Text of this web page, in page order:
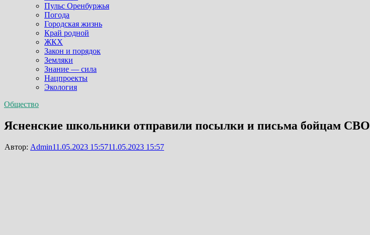
Пульс Оренбуржья
Погода
Городская жизнь
Край родной
ЖКХ
Закон и порядок
Земляки
Знание — сила
Нацпроекты
Экология
Общество
Ясненские школьники отправили посылки и письма бойцам СВО
Автор: Admin11.05.2023 15:5711.05.2023 15:57